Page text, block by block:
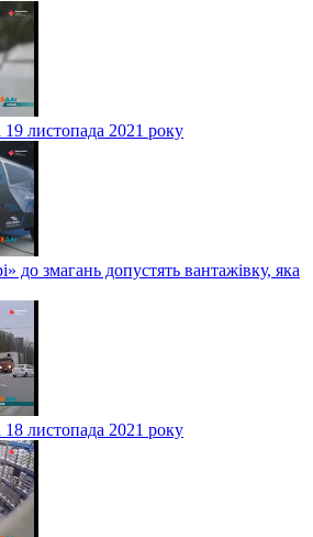
19 листопада 2021 року
до змагань допустять вантажівку, яка
18 листопада 2021 року